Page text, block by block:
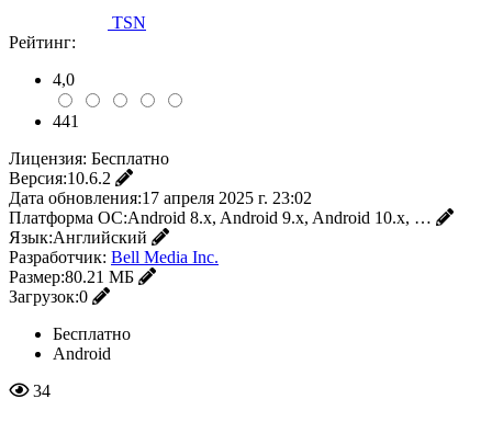
TSN
Рейтинг:
4,0
441
Лицензия: Бесплатно
Версия:10.6.2
Дата обновления:17 апреля 2025 г. 23:02
Платформа ОС:Android 8.x, Android 9.x, Android 10.x, …
Язык:Английский
Разработчик: Bell Media Inc.
Размер:80.21 МБ
Загрузок:0
Бесплатно
Android
34